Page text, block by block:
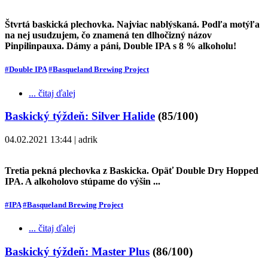
Štvrtá baskická plechovka. Najviac nablýskaná. Podľa motýľa
na nej usudzujem, čo znamená ten dlhočizný názov
Pinpilinpauxa. Dámy a páni, Double IPA s 8 % alkoholu!
#Double IPA #Basqueland Brewing Project
... čitaj ďalej
Baskický týždeň: Silver Halide (85/100)
04.02.2021 13:44 | adrik
Tretia pekná plechovka z Baskicka. Opäť Double Dry Hopped
IPA. A alkoholovo stúpame do výšin ...
#IPA #Basqueland Brewing Project
... čitaj ďalej
Baskický týždeň: Master Plus (86/100)